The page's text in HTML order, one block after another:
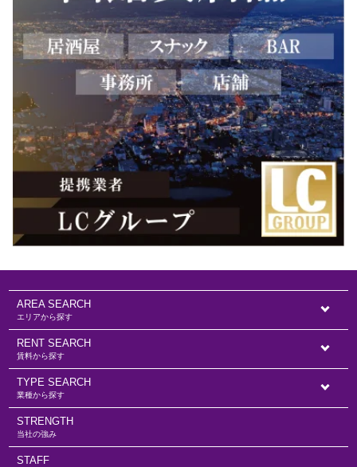
エリアから探す
AREA SEARCH
賃料から探す
RENT SEARCH
業種から探す
TYPE SEARCH
当社の強み
STRENGTH
STAFF